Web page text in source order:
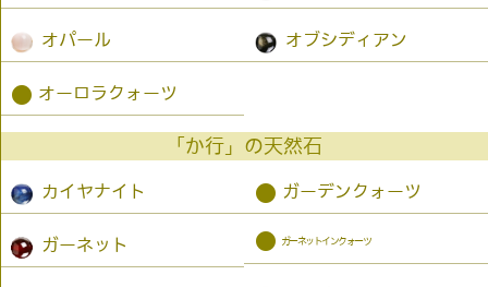
オパール オブシディアン
● オーロラクォーツ
「か行」の天然石
カイヤナイト ● ガーデンクォーツ
ガーネット ● ガーネットインクォーツ